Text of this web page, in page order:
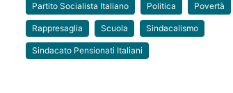
Partito Socialista Italiano Politica Povertà
Rappresaglia Scuola Sindacalismo
Sindacato Pensionati Italiani